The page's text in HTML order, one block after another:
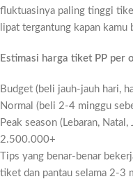
fluktuasinya paling tinggi
lipat tergantung kapan kamu
Estimasi harga tiket PP per
Budget (beli jauh-jauh hari,
Normal (beli 2-4 minggu
Peak season (Lebaran,
2.500.000+
Tips yang benar-benar
tiket dan pantau selama 2-3